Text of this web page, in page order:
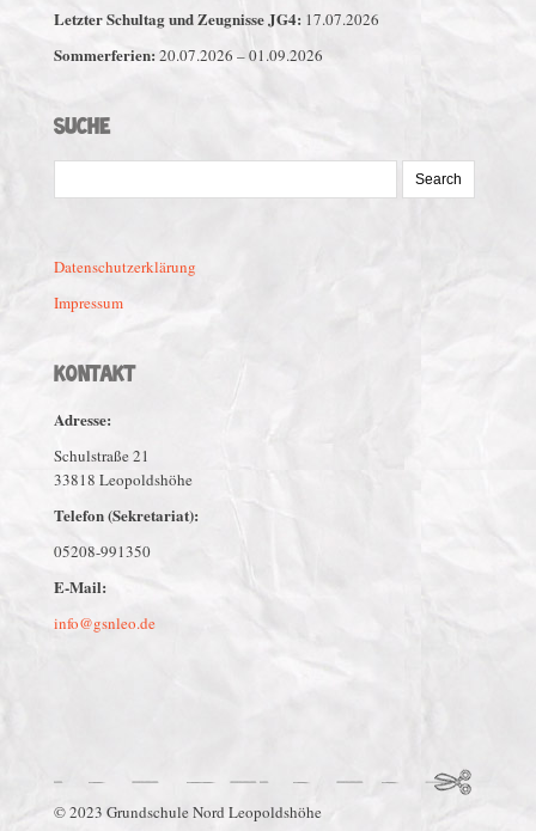
Letzter Schultag und Zeugnisse JG4: 17.07.2026
Sommerferien:20.07.2026 – 01.09.2026
SUCHE
Datenschutzerklärung
Impressum
KONTAKT
Adresse:
Schulstraße 21
33818 Leopoldshöhe
Telefon (Sekretariat):
05208-991350
E-Mail:
info@gsnleo.de
© 2023 Grundschule Nord Leopoldshöhe